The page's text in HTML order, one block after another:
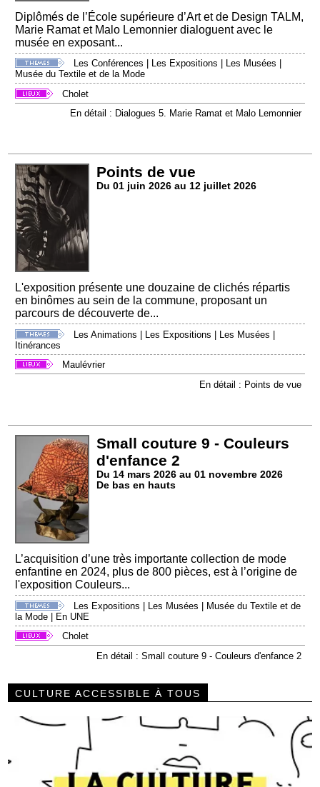
Diplômés de l’École supérieure d’Art et de Design TALM,
Marie Ramat et Malo Lemonnier dialoguent avec le
musée en exposant...
Les Conférences Les Expositions Les Musées
Musée du Textile et de la Mode
Cholet
En détail : Dialogues 5. Marie Ramat et Malo Lemonnier
Points de vue
Du 01 juin 2026 au 12 juillet 2026
L'exposition présente une douzaine de clichés répartis
en binômes au sein de la commune, proposant un
parcours de découverte de...
Les Animations Les Expositions Les Musées
Itinérances
Maulévrier
En détail : Points de vue
Small couture 9 - Couleurs
d'enfance 2
Du 14 mars 2026 au 01 novembre 2026
De bas en hauts
L’acquisition d’une très importante collection de mode
enfantine en 2024, plus de 800 pièces, est à l’origine de
l'exposition Couleurs...
Les Expositions | Les Musées | Musée du Textile et de
la Mode | En UNE
Cholet
En détail : Small couture 9 - Couleurs d'enfance 2
CULTURE ACCESSIBLE À TOUS